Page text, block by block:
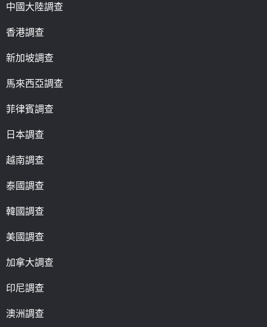
中國大陸調查
香港調查
新加坡調查
馬來西亞調查
菲律賓調查
日本調查
越南調查
泰國調查
韓國調查
美國調查
加拿大調查
印尼調查
澳洲調查